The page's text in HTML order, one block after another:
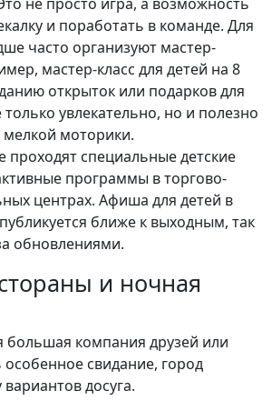
и поработать в команде. Для
часто организуют мастер-
мастер-класс для детей на 8
открыток или подарков для
увлекательно, но и полезно
мелкой моторики.
проходят специальные детские
программы в торгово-
центрах. Афиша для детей в
ближе к выходным, так
обновлениями.
и ночная
большая компания друзей или
особенное свидание, город
досуга.